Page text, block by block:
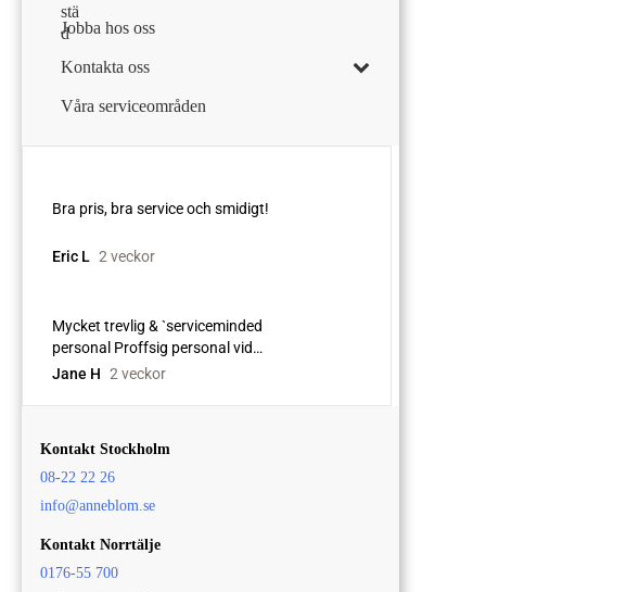
Jobba hos oss
Kontakta oss
Våra serviceområden
Kontakt Stockholm
08-22 22 26
info@anneblom.se
Kontakt Norrtälje
0176-55 700